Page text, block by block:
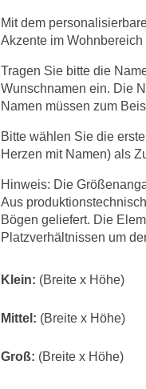
Mit dem
Akzente im Wohnbereich
Tragen Sie bitte die
Wunschnamen ein. Die
Namen müssen zum
Bitte wählen Sie die
Herzen mit Namen) als
Hinweis: Die
Aus
Bögen geliefert. Die
Platzverhältnissen um
Klein: (Breite x Höhe)
Mittel: (Breite x Höhe)
Groß: (Breite x Höhe)